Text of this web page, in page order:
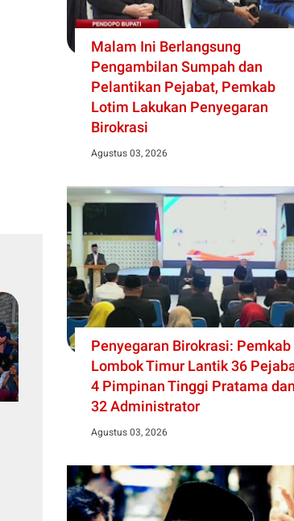
Malam Ini Berlangsung
Pengambilan Sumpah dan
Pelantikan Pejabat, Pemkab
Lotim Lakukan Penyegaran
Birokrasi
Agustus 03, 2026
Penyegaran Birokrasi: Pemkab
Lombok Timur Lantik 36
4 Pimpinan Tinggi Pratama dan
32 Administrator
Agustus 03, 2026